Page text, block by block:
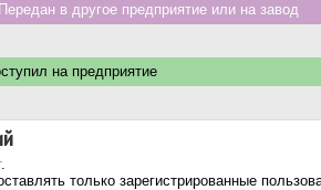
в другое предприятие или на завод
на предприятие
.
только зарегистрированные